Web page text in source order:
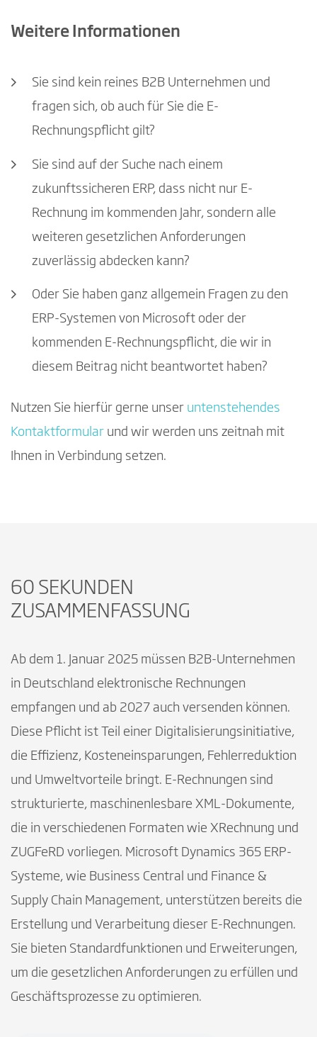
Weitere Informationen
Sie sind kein reines B2B Unternehmen und
fragen sich, ob auch für Sie die E-
Rechnungspflicht gilt?
Sie sind auf der Suche nach einem
zukunftssicheren ERP, dass nicht nur E-
Rechnung im kommenden Jahr, sondern alle
weiteren gesetzlichen Anforderungen
zuverlässig abdecken kann?
Oder Sie haben ganz allgemein Fragen zu den
ERP-Systemen von Microsoft oder der
kommenden E-Rechnungspflicht, die wir in
diesem Beitrag nicht beantwortet haben?
Nutzen Sie hierfür gerne unser untenstehendes
Kontaktformular und wir werden uns zeitnah mit
Ihnen in Verbindung setzen.
60 SEKUNDEN
ZUSAMMENFASSUNG
Ab dem 1. Januar 2025 müssen B2B-Unternehmen
in Deutschland elektronische Rechnungen
empfangen und ab 2027 auch versenden können.
Diese Pflicht ist Teil einer Digitalisierungsinitiative,
die Effizienz, Kosteneinsparungen, Fehlerreduktion
und Umweltvorteile bringt. E-Rechnungen sind
strukturierte, maschinenlesbare XML-Dokumente,
die in verschiedenen Formaten wie XRechnung und
ZUGFeRD vorliegen. Microsoft Dynamics 365 ERP-
Systeme, wie Business Central und Finance &
Supply Chain Management, unterstützen bereits die
Erstellung und Verarbeitung dieser E-Rechnungen.
Sie bieten Standardfunktionen und Erweiterungen,
um die gesetzlichen Anforderungen zu erfüllen und
Geschäftsprozesse zu optimieren.